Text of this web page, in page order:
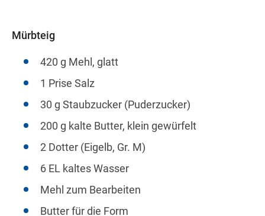
Mürbteig
420 g Mehl, glatt
1 Prise Salz
30 g Staubzucker (Puderzucker)
200 g kalte Butter, klein gewürfelt
2 Dotter (Eigelb, Gr. M)
6 EL kaltes Wasser
Mehl zum Bearbeiten
Butter für die Form